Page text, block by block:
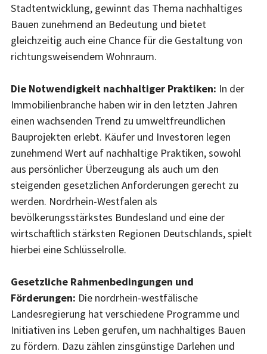
Stadtentwicklung, gewinnt das Thema nachhaltiges
Bauen zunehmend an Bedeutung und bietet
gleichzeitig auch eine Chance für die Gestaltung von
richtungsweisendem Wohnraum.
Die Notwendigkeit nachhaltiger Praktiken: In der
Immobilienbranche haben wir in den letzten Jahren
einen wachsenden Trend zu umweltfreundlichen
Bauprojekten erlebt. Käufer und Investoren legen
zunehmend Wert auf nachhaltige Praktiken, sowohl
aus persönlicher Überzeugung als auch um den
steigenden gesetzlichen Anforderungen gerecht zu
werden. Nordrhein-Westfalen als
bevölkerungsstärkstes Bundesland und eine der
wirtschaftlich stärksten Regionen Deutschlands, spielt
hierbei eine Schlüsselrolle.
Gesetzliche Rahmenbedingungen und
Förderungen: Die nordrhein-westfälische
Landesregierung hat verschiedene Programme und
Initiativen ins Leben gerufen, um nachhaltiges Bauen
zu fördern. Dazu zählen zinsgünstige Darlehen und